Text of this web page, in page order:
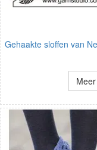
Gehaakte sloffen van